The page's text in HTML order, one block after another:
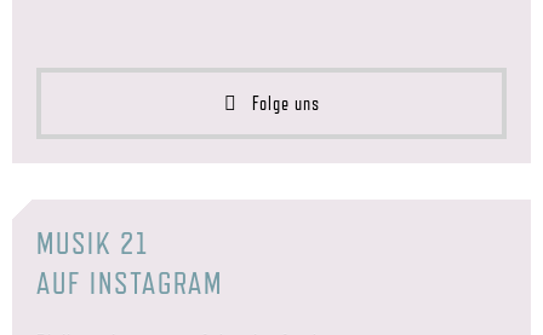
Folge uns
MUSIK 21
AUF INSTAGRAM